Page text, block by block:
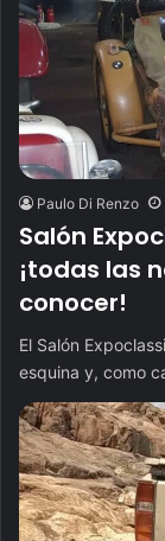
Paulo Di Renzo
Salón
¡todas las
conocer!
El Salón
esquina y, como